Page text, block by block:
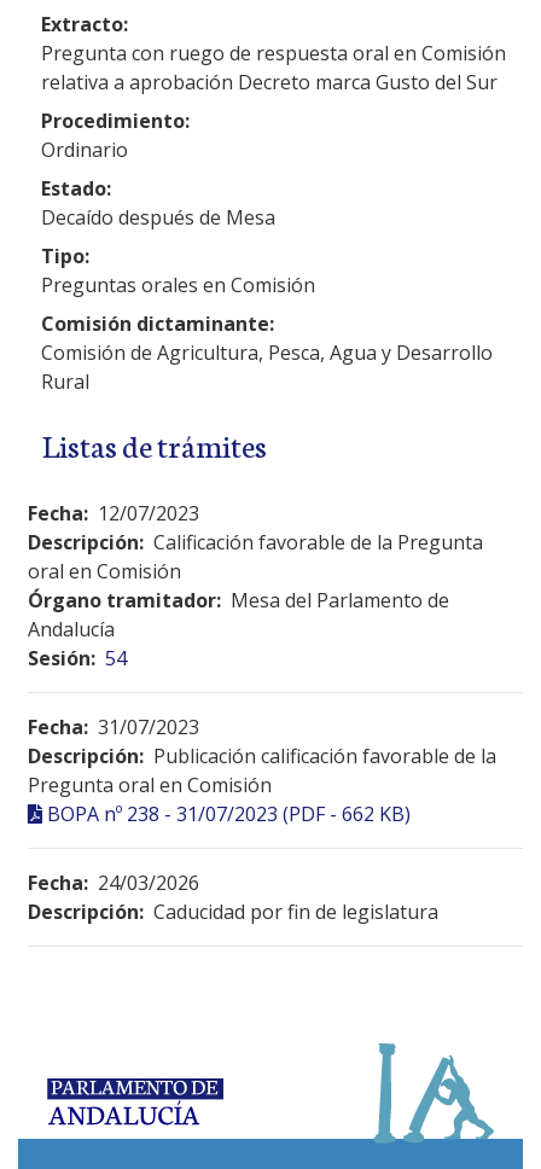
Extracto:
Pregunta con ruego de respuesta oral en Comisión
relativa a aprobación Decreto marca Gusto del Sur
Procedimiento:
Ordinario
Estado:
Decaído después de Mesa
Tipo:
Preguntas orales en Comisión
Comisión dictaminante:
Comisión de Agricultura, Pesca, Agua y Desarrollo
Rural
Listas de trámites
Fecha: 12/07/2023
Descripción: Calificación favorable de la Pregunta
oral en Comisión
Órgano tramitador: Mesa del Parlamento de
Andalucía
Sesión: 54
Fecha: 31/07/2023
Descripción: Publicación calificación favorable de la
Pregunta oral en Comisión
BOPA nº 238 - 31/07/2023 (PDF - 662 KB)
Fecha: 24/03/2026
Descripción: Caducidad por fin de legislatura